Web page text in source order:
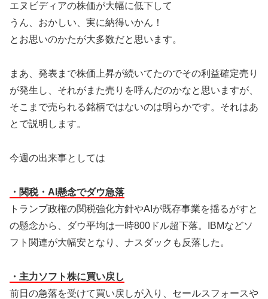
エヌビディアの株価が大幅に低下して
うん、おかしい、実に納得いかん！
とお思いのかたが大多数だと思います。
まあ、発表まで株価上昇が続いてたのでその利益確定売り
が発生し、それがまた売りを呼んだのかなと思いますが、
そこまで売られる銘柄ではないのは明らかです。それはあ
とで説明します。
今週の出来事としては
・関税・AI懸念でダウ急落
トランプ政権の関税強化方針やAIが既存事業を揺るがすと
の懸念から、ダウ平均は一時800ドル超下落。IBMなどソ
フト関連が大幅安となり、ナスダックも反落した。
・主力ソフト株に買い戻し
前日の急落を受けて買い戻しが入り、セールスフォースや